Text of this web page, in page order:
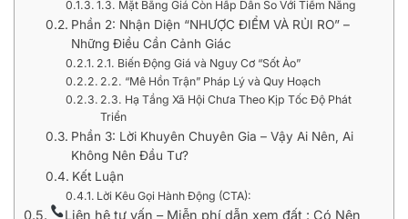
1.3. Mặt Bằng Giá Còn Hấp Dẫn So Với Tiềm Năng
Phần 2: Nhận Diện “NHƯỢC ĐIỂM VÀ RỦI RO” –
Những Điều Cần Cảnh Giác
2.1. Biến Động Giá và Nguy Cơ “Sốt Ảo”
2.2. “Mê Hồn Trận” Pháp Lý và Quy Hoạch
2.3. Hạ Tầng Xã Hội Chưa Theo Kịp Tốc Độ Phát
Triển
Phần 3: Lời Khuyên Chuyên Gia – Vậy Ai Nên, Ai
Không Nên Đầu Tư?
Kết Luận
Lời Kêu Gọi Hành Động (CTA):
Liên hệ tư vấn – Miễn phí dẫn xem đất : Có Nên